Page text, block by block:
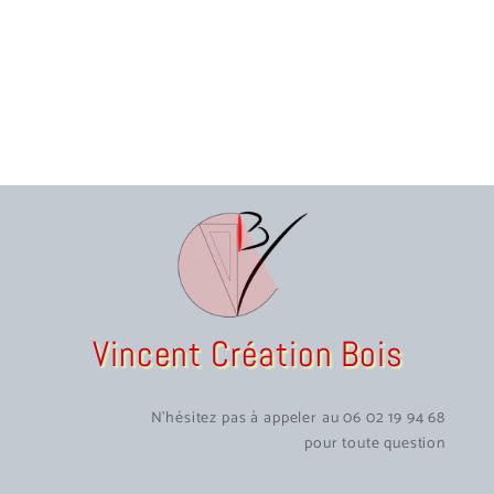
Vincent Création Bois
N'hésitez pas à appeler au 06 02 19 94 68
pour toute question